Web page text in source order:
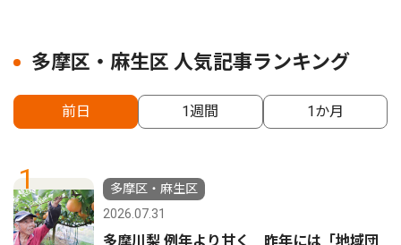
多摩区・麻生区 人気記事ランキング
前日 1週間 1か月
1
多摩区・麻生区
2026.07.31
多摩川梨 例年より甘く 昨年には「地域団